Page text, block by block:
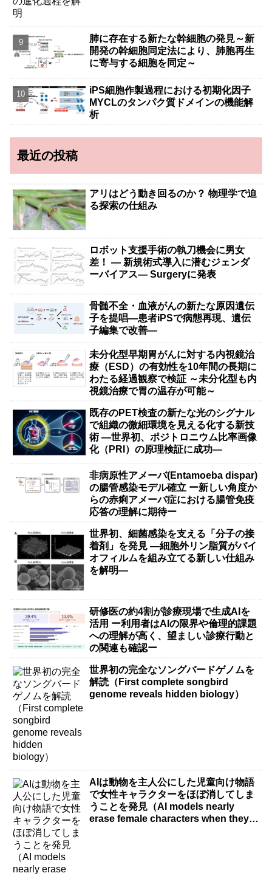
肺に存在する新たな幹細胞の発見～新
開発の幹細胞同定法により、肺胞再生
に寄与する細胞を同定～
iPS細胞作製過程における初期化因子
MYCLのタンパク質ドメインの機能解
析
最近の投稿
アリはどう動き回るのか？ 物理学で迫
る探索の仕組み
ロボット支援手術の執刀機会に男女
差！ — 新規術式導入に潜むジェンダ
ーバイアス— Surgeryに発表
骨髄不全・血液がんの新たな原因遺伝
子を提唱―患者iPSで病態再現、遺伝
子編集で改善―
未分化型早期胃がんに対する内視鏡治
療（ESD）の有効性を10年間の長期に
わたる経過観察で検証 ～未分化型も内
視鏡治療で胃の温存が可能～
既存のPET検査の新たな光のシグナル
で組織の微細環境を見える化する新技
術 ―世界初、ポジトロニウム比率画像
化（PRI）の原理検証に成功―
非病原性アメーバ(Entamoeba dispar)
の腸管感染モデル確立 ー新しい角度か
らの赤痢アメーバ症における腸管免疫
応答の理解に期待ー
世界初、細菌感染を支える「分子の接
着剤」を発見 ―細胞外リン脂質がバイ
オフィルムを組み立てる新しい仕組み
を解明―
研修医の約4割が診療現場で生成AIを
活用 ー利用者はAIの限界や倫理的課題
への理解が高く、望ましい診療行動と
の関連も確認ー
世界初の完全なソングバードゲノムを
解読（First complete songbird
genome reveals hidden biology）
AIは動物を主人公にした児童向け物語
で女性キャラクターをほぼ消してしま
うことを発見（AI models nearly
erase female characters when they